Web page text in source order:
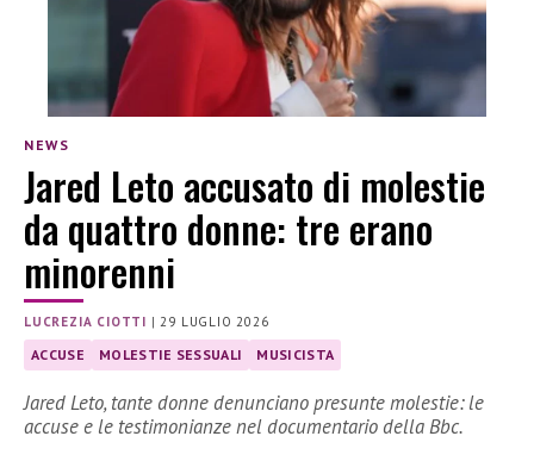
NEWS
Jared Leto accusato di molestie
da quattro donne: tre erano
minorenni
LUCREZIA CIOTTI |29 LUGLIO 2026
ACCUSE MOLESTIE SESSUALI MUSICISTA
Jared Leto, tante donne denunciano presunte molestie: le
accuse e le testimonianze nel documentario della Bbc.